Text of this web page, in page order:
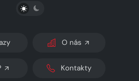
PŘEPNOUT SVĚTLÝ/TMAVÝ REŽIM
O nás
Kontakty